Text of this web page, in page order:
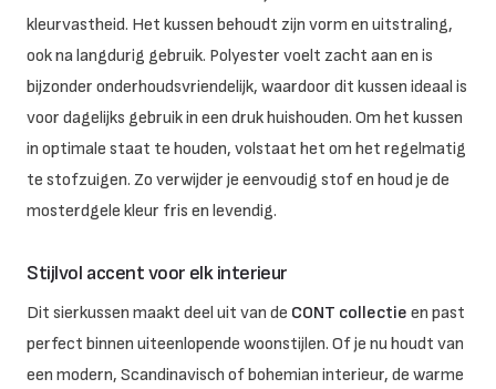
kleurvastheid. Het kussen behoudt zijn vorm en uitstraling,
ook na langdurig gebruik. Polyester voelt zacht aan en is
bijzonder onderhoudsvriendelijk, waardoor dit kussen ideaal is
voor dagelijks gebruik in een druk huishouden. Om het kussen
in optimale staat te houden, volstaat het om het regelmatig
te stofzuigen. Zo verwijder je eenvoudig stof en houd je de
mosterdgele kleur fris en levendig.
Stijlvol accent voor elk interieur
Dit sierkussen maakt deel uit van de CONT collectie en past
perfect binnen uiteenlopende woonstijlen. Of je nu houdt van
een modern, Scandinavisch of bohemian interieur, de warme